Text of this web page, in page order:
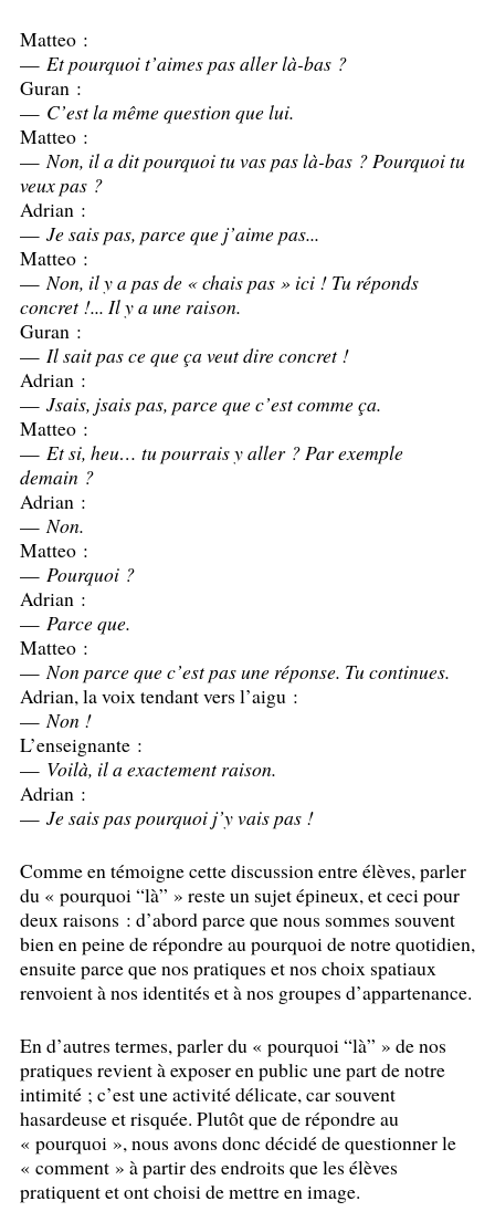
Matteo :
— Et pourquoi t’aimes pas aller là-bas ?
Guran :
— C’est la même question que lui.
Matteo :
— Non, il a dit pourquoi tu vas pas là-bas ? Pourquoi tu
veux pas ?
Adrian :
— Je sais pas, parce que j’aime pas...
Matteo :
— Non, il y a pas de « chais pas » ici ! Tu réponds
concret !... Il y a une raison.
Guran :
— Il sait pas ce que ça veut dire concret !
Adrian :
— Jsais, jsais pas, parce que c’est comme ça.
Matteo :
— Et si, heu… tu pourrais y aller ? Par exemple
demain ?
Adrian :
— Non.
Matteo :
— Pourquoi ?
Adrian :
— Parce que.
Matteo :
— Non parce que c’est pas une réponse. Tu continues.
Adrian, la voix tendant vers l’aigu :
— Non !
L’enseignante :
— Voilà, il a exactement raison.
Adrian :
— Je sais pas pourquoi j’y vais pas !
Comme en témoigne cette discussion entre élèves, parler
du « pourquoi “là” » reste un sujet épineux, et ceci pour
deux raisons : d’abord parce que nous sommes souvent
bien en peine de répondre au pourquoi de notre quotidien,
ensuite parce que nos pratiques et nos choix spatiaux
renvoient à nos identités et à nos groupes d’appartenance.
En d’autres termes, parler du « pourquoi “là” » de nos
pratiques revient à exposer en public une part de notre
intimité ; c’est une activité délicate, car souvent
hasardeuse et risquée. Plutôt que de répondre au
« pourquoi », nous avons donc décidé de questionner le
« comment » à partir des endroits que les élèves
pratiquent et ont choisi de mettre en image.